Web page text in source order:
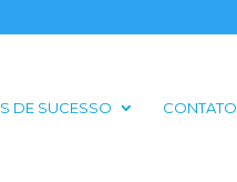
DE SUCESSO CONTATO